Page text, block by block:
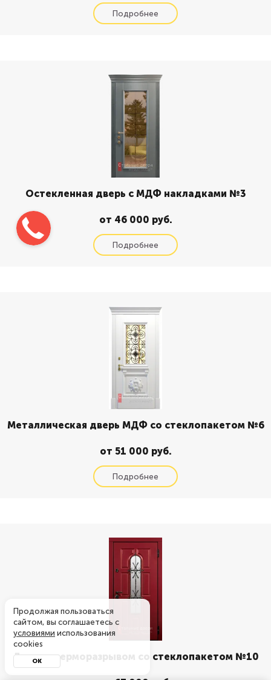
Остекленная дверь с МДФ накладками №3
от 46 000 руб.
Металлическая дверь МДФ со стеклопакетом №6
от 51 000 руб.
Дверь с терморазрывом со стеклопакетом №10
Продолжая пользоваться
сайтом, вы соглашаетесь с
условиями использования
cookies
ОК